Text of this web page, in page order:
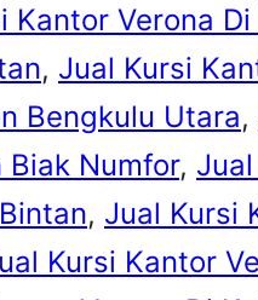
Kantor Verona
, Jual Kursi
Bengkulu Utara,
Biak Numfor,
, Jual Kursi
Kursi Kantor